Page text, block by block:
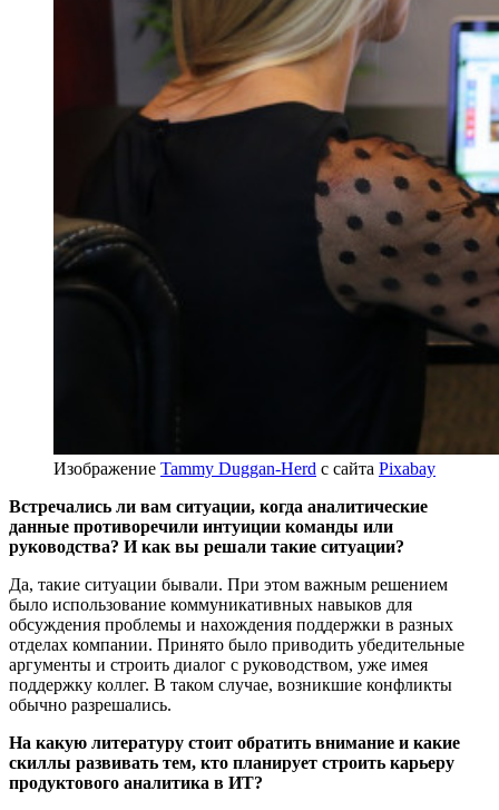
Изображение Tammy Duggan-Herd с сайта Pixabay
Встречались ли вам ситуации, когда аналитические
данные противоречили интуиции команды или
руководства? И как вы решали такие ситуации?
Да, такие ситуации бывали. При этом важным решением
было использование коммуникативных навыков для
обсуждения проблемы и нахождения поддержки в разных
отделах компании. Принято было приводить убедительные
аргументы и строить диалог с руководством, уже имея
поддержку коллег. В таком случае, возникшие конфликты
обычно разрешались.
На какую литературу стоит обратить внимание и какие
скиллы развивать тем, кто планирует строить карьеру
продуктового аналитика в ИТ?